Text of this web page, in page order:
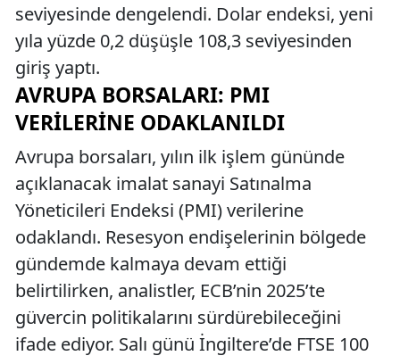
seviyesinde dengelendi. Dolar endeksi, yeni
yıla yüzde 0,2 düşüşle 108,3 seviyesinden
giriş yaptı.
AVRUPA BORSALARI: PMI
VERILERINE ODAKLANILDI
Avrupa borsaları, yılın ilk işlem gününde
açıklanacak imalat sanayi Satınalma
Yöneticileri Endeksi (PMI) verilerine
odaklandı. Resesyon endişelerinin bölgede
gündemde kalmaya devam ettiği
belirtilirken, analistler, ECB’nin 2025’te
güvercin politikalarını sürdürebileceğini
ifade ediyor. Salı günü İngiltere’de FTSE 100